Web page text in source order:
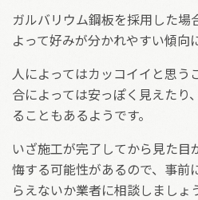
ガルバリウム鋼板を採用した場
よって好みが分かれやすい傾向
人によってはカッコイイと思う
合によっては安っぽく見えたり
ることもあるようです。
いざ施工が完了してから見た目
悔する可能性があるので、事前
らえないか業者に相談しましょ